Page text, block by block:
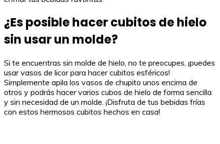
¿Es posible hacer cubitos de hielo
sin usar un molde?
Si te encuentras sin molde de hielo, no te preocupes, ¡puedes
usar vasos de licor para hacer cubitos esféricos!
Simplemente apila los vasos de chupito unos encima de
otros y podrás hacer varios cubos de hielo de forma sencilla
y sin necesidad de un molde. ¡Disfruta de tus bebidas frías
con estos hermosos cubitos hechos en casa!